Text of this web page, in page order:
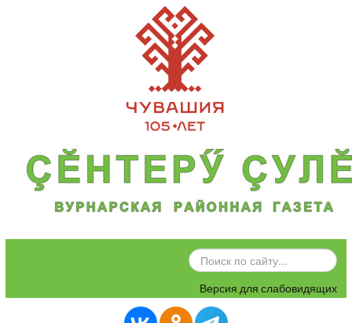
ИСКАТЬ...
Версия для слабовидящих